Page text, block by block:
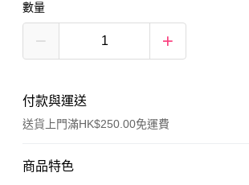
數量
付款與運送
送貨上門滿HK$250.00免運費
付款方式
商品特色